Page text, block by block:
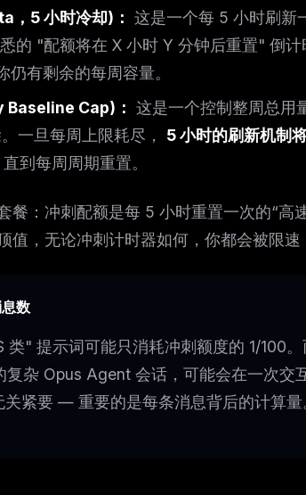
，5 小时冷却)： 这是一个每 5 小时刷新
的 "配额将在 X 小时 Y 分钟后重置" 倒
有剩余的每周容量。
Baseline Cap)： 这是一个控制整周总用
一旦每周上限耗尽， 5 小时的刷新机制
到每周周期重置。
餐：冲刺配额是每 5 小时重置一次的“高
值，无论冲刺计时器如何，你都会被限速
数
类" 提示词可能只消耗冲刺额度的 1/100
杂 Opus Agent 会话，可能会在一次交
紧要 — 重要的是每条消息背后的计算量